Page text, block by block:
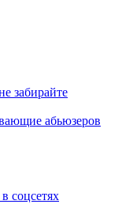
забирайте
абьюзеров
соцсетях